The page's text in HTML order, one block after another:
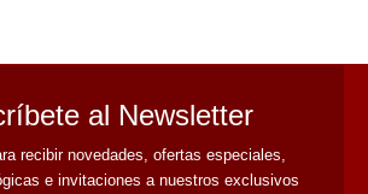
al Newsletter
recibir novedades, ofertas especiales,
e invitaciones a nuestros exclusivos